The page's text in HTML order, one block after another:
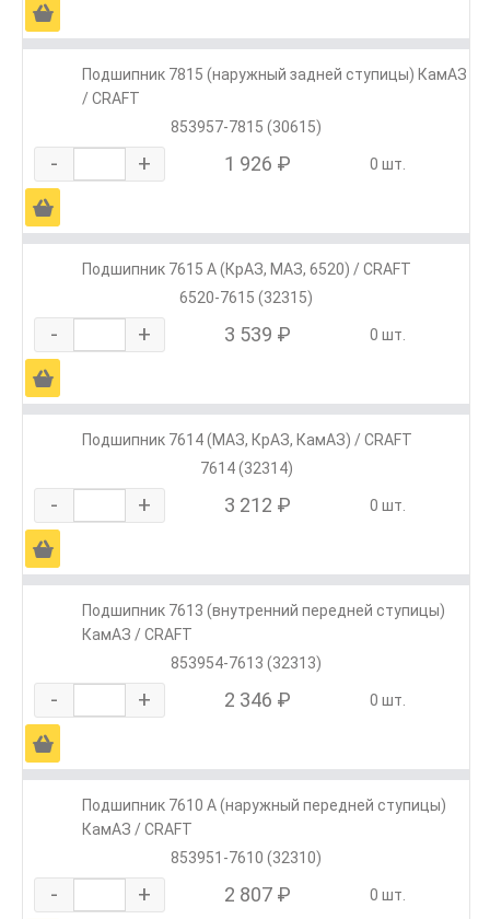
Ä
Подшипник 7815 (наружный задней ступицы) КамАЗ
/ CRAFT
853957-7815 (30615)
- + 1 926 ₽ 0 шт.
Ä
Подшипник 7615 А (КрАЗ, МАЗ, 6520) / CRAFT
6520-7615 (32315)
- + 3 539 ₽ 0 шт.
Ä
Подшипник 7614 (МАЗ, КрАЗ, КамАЗ) / CRAFT
7614 (32314)
- + 3 212 ₽ 0 шт.
Ä
Подшипник 7613 (внутренний передней ступицы)
КамАЗ / CRAFT
853954-7613 (32313)
- + 2 346 ₽ 0 шт.
Ä
Подшипник 7610 А (наружный передней ступицы)
КамАЗ / CRAFT
853951-7610 (32310)
- + 2 807 ₽ 0 шт.